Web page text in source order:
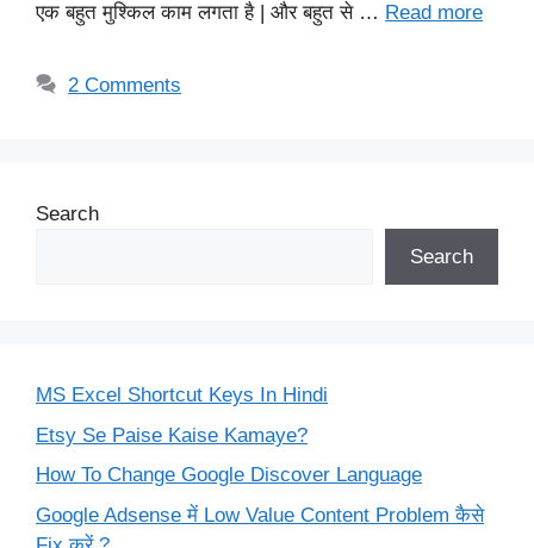
एक बहुत मुश्किल काम लगता है | और बहुत से … Read more
2 Comments
Search
Search
MS Excel Shortcut Keys In Hindi
Etsy Se Paise Kaise Kamaye?
How To Change Google Discover Language
Google Adsense में Low Value Content Problem कैसे